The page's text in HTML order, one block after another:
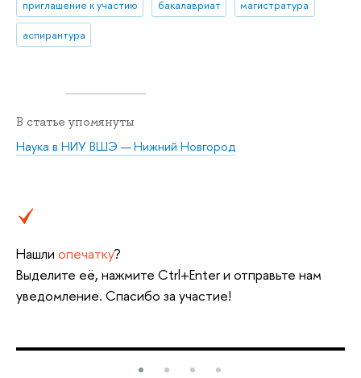
приглашение к участию бакалавриат магистратура
аспирантура
В статье упомянуты
Наука в НИУ ВШЭ — Нижний Новгород
Нашли опечатку?
Выделите её, нажмите Ctrl+Enter и отправьте нам
уведомление. Спасибо за участие!